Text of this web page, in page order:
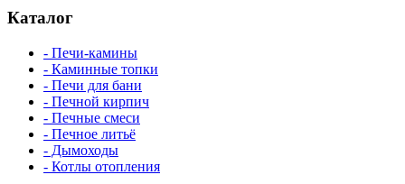
Каталог
- Печи-камины
- Каминные топки
- Печи для бани
- Печной кирпич
- Печные смеси
- Печное литьё
- Дымоходы
- Котлы отопления